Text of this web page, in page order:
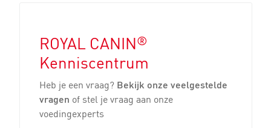
ROYAL CANIN®
Kenniscentrum
Heb je een vraag? Bekijk onze veelgestelde
vragen of stel je vraag aan onze
voedingexperts